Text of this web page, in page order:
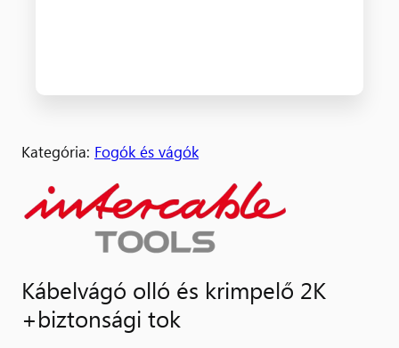
Kategória: Fogók és vágók
Kábelvágó olló és krimpelő 2K
+biztonsági tok